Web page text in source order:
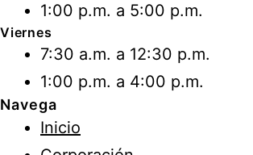
1:00 p.m. a 5:00 p.m.
Viernes
7:30 a.m. a 12:30 p.m.
1:00 p.m. a 4:00 p.m.
Navega
Inicio